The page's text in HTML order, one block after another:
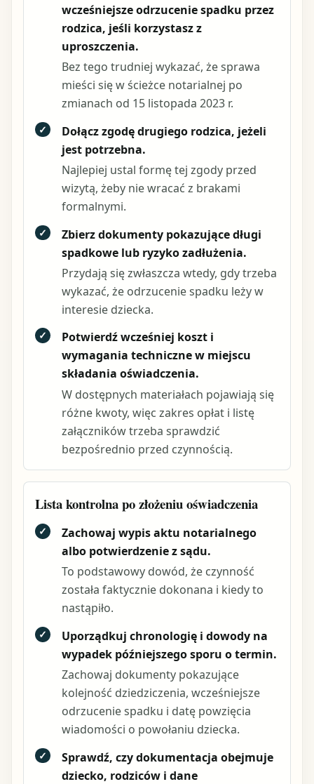
wcześniejsze odrzucenie spadku przez
rodzica, jeśli korzystasz z
uproszczenia.
Bez tego trudniej wykazać, że sprawa
mieści się w ścieżce notarialnej po
zmianach od 15 listopada 2023 r.
✓
Dołącz zgodę drugiego rodzica, jeżeli
jest potrzebna.
Najlepiej ustal formę tej zgody przed
wizytą, żeby nie wracać z brakami
formalnymi.
✓
Zbierz dokumenty pokazujące długi
spadkowe lub ryzyko zadłużenia.
Przydają się zwłaszcza wtedy, gdy trzeba
wykazać, że odrzucenie spadku leży w
interesie dziecka.
✓
Potwierdź wcześniej koszt i
wymagania techniczne w miejscu
składania oświadczenia.
W dostępnych materiałach pojawiają się
różne kwoty, więc zakres opłat i listę
załączników trzeba sprawdzić
bezpośrednio przed czynnością.
Lista kontrolna po złożeniu oświadczenia
✓
Zachowaj wypis aktu notarialnego
albo potwierdzenie z sądu.
To podstawowy dowód, że czynność
została faktycznie dokonana i kiedy to
nastąpiło.
✓
Uporządkuj chronologię i dowody na
wypadek późniejszego sporu o termin.
Zachowaj dokumenty pokazujące
kolejność dziedziczenia, wcześniejsze
odrzucenie spadku i datę powzięcia
wiadomości o powołaniu dziecka.
✓
Sprawdź, czy dokumentacja obejmuje
dziecko, rodziców i dane